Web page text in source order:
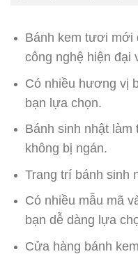
Bánh kem tươi mới
công nghệ hiện đại
Có nhiều hương vị
bạn lựa chọn.
Bánh sinh nhật làm
không bị ngán.
Trang trí bánh sinh
Có nhiều mẫu mã
bạn dễ dàng lựa
Cửa hàng bánh